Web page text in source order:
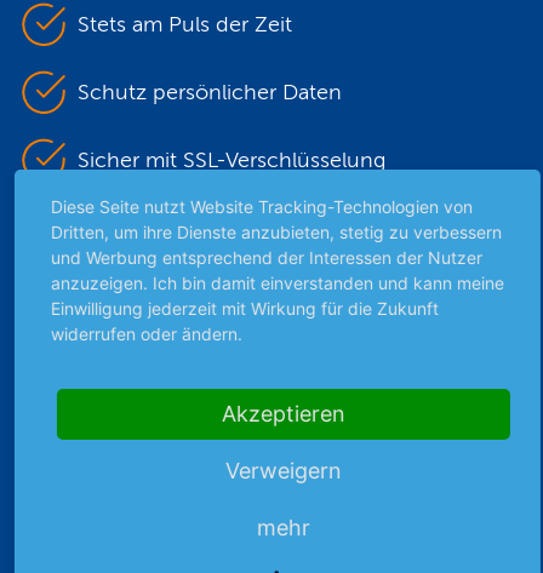
Stets am Puls der Zeit
Schutz persönlicher Daten
Sicher mit SSL-Verschlüsselung
Highlights
Archiv
Börsenbericht
Börsengespräche
Diese Seite nutzt Website Tracking-Technologien von
Dritten, um ihre Dienste anzubieten, stetig zu verbessern
und Werbung entsprechend der Interessen der Nutzer
anzuzeigen. Ich bin damit einverstanden und kann meine
Einwilligung jederzeit mit Wirkung für die Zukunft
widerrufen oder ändern.
Akzeptieren
Verweigern
mehr